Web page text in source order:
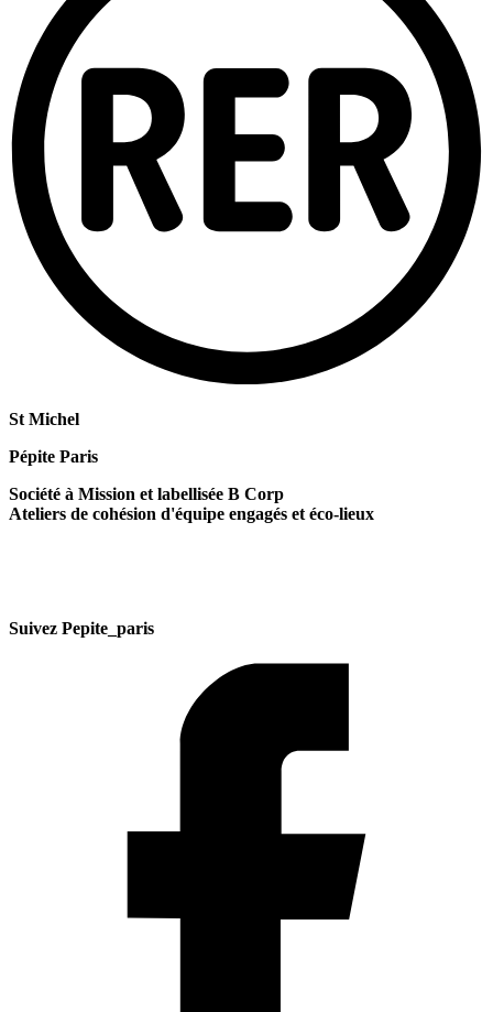
St Michel
Pépite Paris
Société à Mission et labellisée B Corp
Ateliers de cohésion d'équipe engagés et éco-lieux
Suivez Pepite_paris